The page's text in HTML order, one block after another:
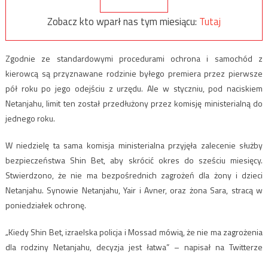
Zobacz kto wparł nas tym miesiącu: Tutaj
Zgodnie ze standardowymi procedurami ochrona i samochód z
kierowcą są przyznawane rodzinie byłego premiera przez pierwsze
pół roku po jego odejściu z urzędu. Ale w styczniu, pod naciskiem
Netanjahu, limit ten został przedłużony przez komisję ministerialną do
jednego roku.
W niedzielę ta sama komisja ministerialna przyjęła zalecenie służby
bezpieczeństwa Shin Bet, aby skrócić okres do sześciu miesięcy.
Stwierdzono, że nie ma bezpośrednich zagrożeń dla żony i dzieci
Netanjahu. Synowie Netanjahu, Yair i Avner, oraz żona Sara, stracą w
poniedziałek ochronę.
„Kiedy Shin Bet, izraelska policja i Mossad mówią, że nie ma zagrożenia
dla rodziny Netanjahu, decyzja jest łatwa” – napisał na Twitterze